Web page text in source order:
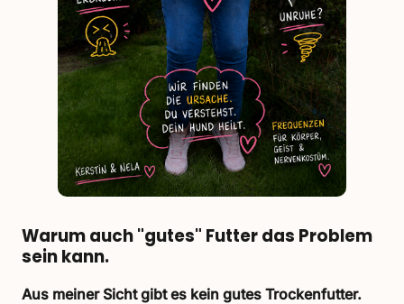
Warum auch "gutes" Futter das Problem
sein kann.
Aus meiner Sicht gibt es kein gutes Trockenfutter.